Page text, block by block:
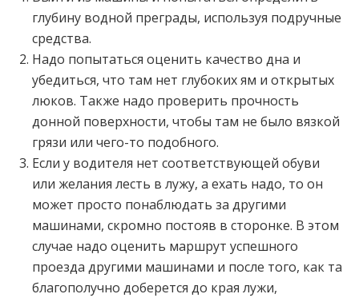
глубину водной преграды, используя подручные
средства.
Надо попытаться оценить качество дна и
убедиться, что там нет глубоких ям и открытых
люков. Также надо проверить прочность
донной поверхности, чтобы там не было вязкой
грязи или чего-то подобного.
Если у водителя нет соответствующей обуви
или желания лесть в лужу, а ехать надо, то он
может просто понаблюдать за другими
машинами, скромно постояв в сторонке. В этом
случае надо оценить маршрут успешного
проезда другими машинами и после того, как та
благополучно доберется до края лужи,